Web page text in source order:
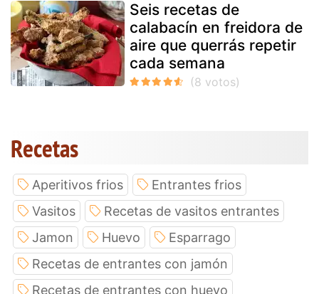
Seis recetas de
calabacín en freidora de
aire que querrás repetir
cada semana
Recetas
Aperitivos frios
Entrantes frios
Vasitos
Recetas de vasitos entrantes
Jamon
Huevo
Esparrago
Recetas de entrantes con jamón
Recetas de entrantes con huevo